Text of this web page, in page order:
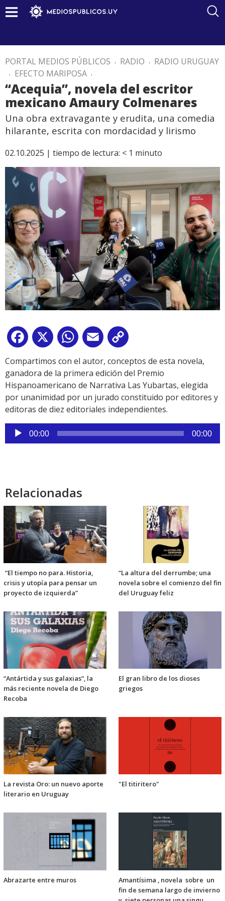
PORTAL MEDIOS PÚBLICOS . RADIO . RADIO URUGUAY
. EFECTO MARIPOSA .
“Acequia”, novela del escritor
mexicano Amaury Colmenares
Una obra extravagante y erudita, una comedia
hilarante, escrita con mordacidad y lirismo
02.10.2025 | tiempo de lectura: < 1 minuto
Facebook
X WhatsApp
Email
Link
Compartimos con el autor, conceptos de esta novela,
ganadora de la primera edición del Premio
Hispanoamericano de Narrativa Las Yubartas, elegida
por unanimidad por un jurado constituido por editores y
editoras de diez editoriales independientes.
Reproductor
de
00:00 00:00
Relacionadas
“El tiempo no para. Historia,
crisis y utopía para pensar un
proyecto de izquierda”
“La altura del derrumbe; una
novela sobre el comienzo del fin
del Uruguay feliz
“Antártida y sus galaxias”, la
más reciente novela de Diego
Recoba
El gran libro de los dioses
griegos
La revista Oro: un nuevo aporte
literario en Uruguay
"El titiritero"
Abrazarte entre muros
Amantísima , novela sobre un
fin de semana largo de invierno